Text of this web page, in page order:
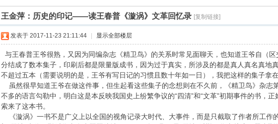
王金萍：历史的印记——读王春普《漩涡》文革回忆录 [复制链接]
发表于 2017-11-23 21:11:44 显示全部楼层
与王春普王爷很熟，又因为同编杂志《精卫鸟》的关系时常见面聊天，也知道王爷自（
分结成了数本集子，印刷后都是限量版成书，因为过于真实，所涉及的都是真人真名真
不超过五本（需要说明的是，王爷有写日记的习惯且数十年如一日），我把这样的集子拿
虽然很早知道王爷在做这件事，但生起看这些集子的念想则在不久前，《精卫鸟》杂志
不多的语言勾勒中，明白这是本反映我国史上纷繁争议的“四清”和“文革”初期事件的书，
索来了这本书。
《漩涡》一书不是广义上以全国的视角记录大时代、大事件，而是只截取了作者所工